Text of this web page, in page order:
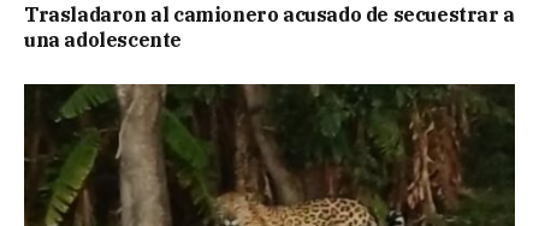
Trasladaron al camionero acusado de secuestrar a
una adolescente